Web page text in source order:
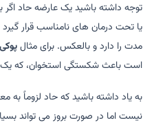
توجه داشته باشید یک عارضه حاد
یا تحت درمان های نامناسب قرار
مدت را دارد و بالعکس. برای مثال
است باعث شکستگی استخوان، که
به یاد داشته باشید که حاد لزوماً به
نیست اما در صورت بروز می تواند